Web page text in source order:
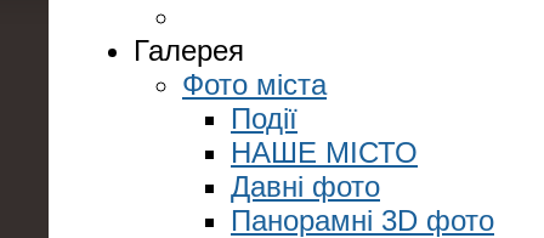
Галерея
Фото міста
Події
НАШЕ МІСТО
Давні фото
Панорамні 3D фото